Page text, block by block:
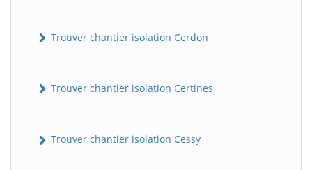
Trouver chantier isolation Cerdon
Trouver chantier isolation Certines
Trouver chantier isolation Cessy